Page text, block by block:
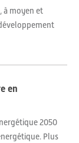
à moyen et
en
2050
Plus